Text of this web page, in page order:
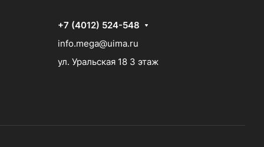
+7 (4012) 524-548
info.mega@uima.ru
ул. Уральская 18 3 этаж